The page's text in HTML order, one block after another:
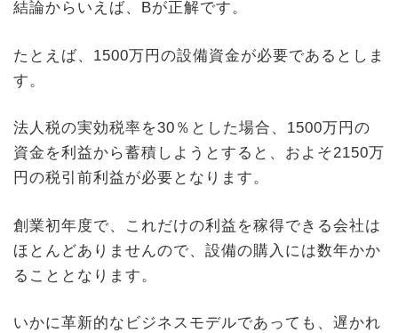
結論からいえば、Bが正解です。
たとえば、1500万円の設備資金が必要であるとしま
す。
法人税の実効税率を30％とした場合、1500万円の
資金を利益から蓄積しようとすると、およそ2150万
円の税引前利益が必要となります。
創業初年度で、これだけの利益を稼得できる会社は
ほとんどありませんので、設備の購入には数年かか
ることとなります。
いかに革新的なビジネスモデルであっても、遅かれ